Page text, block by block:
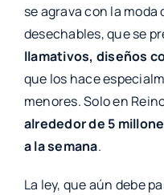
se agrava con la moda
desechables, que se
llamativos, diseños
que los hace
menores. Solo en
alrededor de 5
a la semana.
La ley, que aún debe